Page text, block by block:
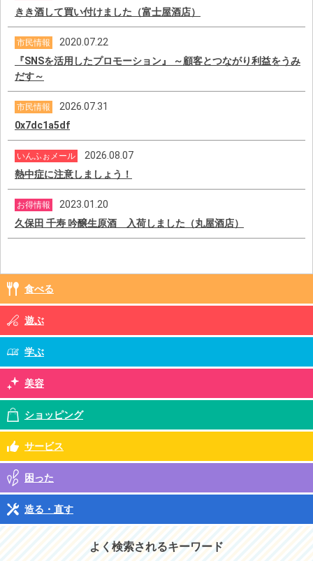
きき酒して買い付けました（富士屋酒店）
市民情報
2020.07.22
『SNSを活用したプロモーション』 ～顧客とつながり利益をうみ
だす～
市民情報
2026.07.31
0x7dc1a5df
いんふぉメール
2026.08.07
熱中症に注意しましょう！
お得情報
2023.01.20
久保田 千寿 吟醸生原酒 入荷しました（丸屋酒店）
食べる
遊ぶ
学ぶ
美容
ショッピング
サービス
困った
造る・直す
よく検索されるキーワード